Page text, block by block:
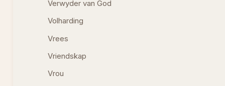
Verwyder van God
Volharding
Vrees
Vriendskap
Vrou